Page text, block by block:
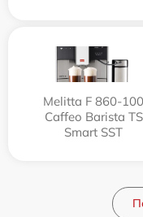
Melitta F 860-100
Caffeo Barista TS
Smart SST